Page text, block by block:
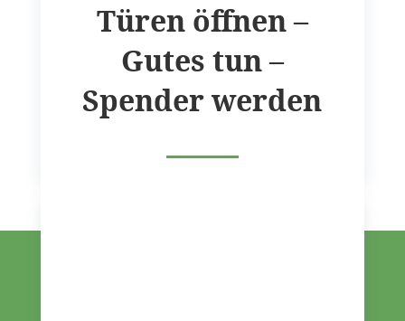
Türen öffnen –
Gutes tun –
Spender werden